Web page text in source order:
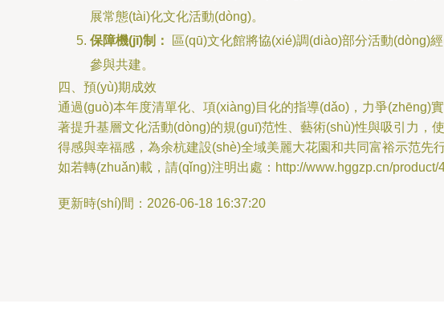
展常態(tài)化文化活動(dòng)。
保障機(jī)制：
區(qū)文化館將協(xié)調(diào)部分活動(dòng)經
參與共建。
四、預(yù)期成效
通過(guò)本年度清單化、項(xiàng)目化的指導(dǎo)，力爭(zhēng)
著提升基層文化活動(dòng)的規(guī)范性、藝術(shù)性與吸引力，使公
得感與幸福感，為余杭建設(shè)全域美麗大花園和共同富裕示范先行區
如若轉(zhuǎn)載，請(qǐng)注明出處：http://www.hggzp.cn/product/
更新時(shí)間：2026-06-18 16:37:20